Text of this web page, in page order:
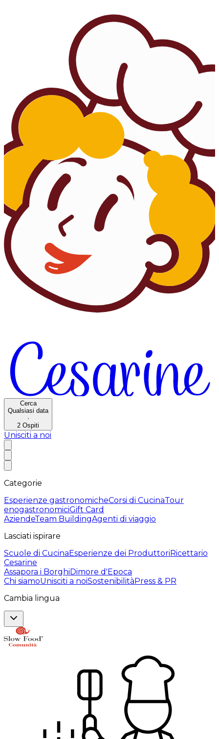
Cerca
Qualsiasi data
·
2 Ospiti
Unisciti a noi
Categorie
Esperienze gastronomicheCorsi di CucinaTour
enogastronomiciGift Card
AziendeTeam BuildingAgenti di viaggio
Lasciati ispirare
Scuole di CucinaEsperienze dei ProduttoriRicettario
Cesarine
Assapora i BorghiDimore d'Epoca
Chi siamoUnisciti a noiSostenibilitàPress & PR
Cambia lingua